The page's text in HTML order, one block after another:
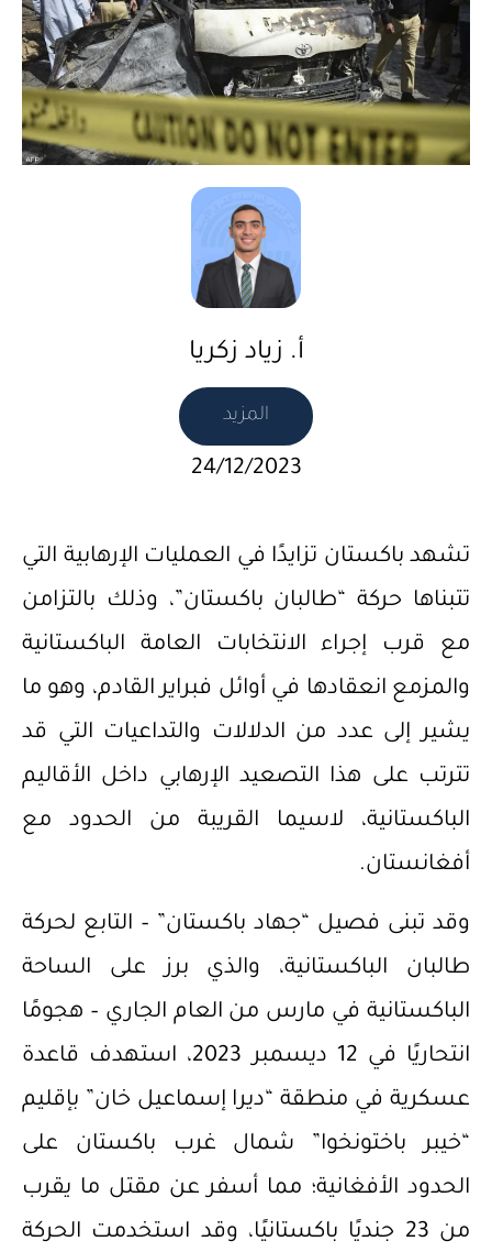
أ. زياد زكريا
المزيد
24/12/2023
تشهد باكستان تزايدًا في العمليات الإرهابية التي
تتبناها حركة “طالبان باكستان”، وذلك بالتزامن
مع قرب إجراء الانتخابات العامة الباكستانية
والمزمع انعقادها في أوائل فبراير القادم، وهو ما
يشير إلى عدد من الدلالات والتداعيات التي قد
تترتب على هذا التصعيد الإرهابي داخل الأقاليم
الباكستانية، لاسيما القريبة من الحدود مع
أفغانستان.
وقد تبنى فصيل “جهاد باكستان” – التابع لحركة
طالبان الباكستانية، والذي برز على الساحة
الباكستانية في مارس من العام الجاري – هجومًا
انتحاريًا في 12 ديسمبر 2023، استهدف قاعدة
عسكرية في منطقة “ديرا إسماعيل خان” بإقليم
“خيبر باختونخوا” شمال غرب باكستان على
الحدود الأفغانية؛ مما أسفر عن مقتل ما يقرب
من 23 جنديًا باكستانيًا، وقد استخدمت الحركة